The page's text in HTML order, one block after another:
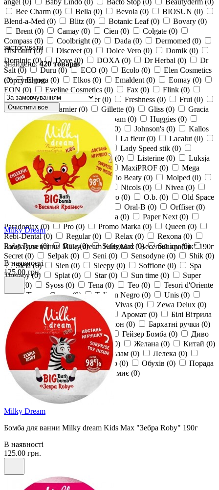
angel (0) Baby Lindo (0) Bacto Stop (0) Beautyderm (0)
Bee Сharm (0) Bella (0) Bevola (0) BIOSUN (0)
Blend-a-Med (0) Blitz (0) Botanic Leaf(0) Bovary (0)
Brent (0) Camay (0) Cien (0) Colgate (0)
Compass (0) Coolbright (0) Dada (0) Dermomed (0)
Discount(0) Discreet (0) Dolce Vero (0) Domik (0)
Dominic (0) Dove (0) DOXA (0) Dr Herbal (0)
Dr
Salt (0) Duru (0) ECO (0) Ecolo (0)
Elen Cosmetics
(0) Elgoga (0) Elkos (0) Emaldent (0) Eomay (0)
EON (0) Eveline Cosmetics (0) Fax (0) Flink (0)
Fresh Juice(0) FreshMaker(0) Freshness (0) Frui (0)
Galterra(0 ) Garnier(0) Gillette (0) Gliss (0)
Gracia
Grand Sharm(0) HighFoam (0) Huggies (0)
Incoped
Johnson&Johnson 0) Johnson's (0)
Kallos
) Kleenex(0) Kotex 0) La fleur(0) Lacalut (0)
Lactacyd
0) Lady Cotton(0) Lady Speed stik (0)
Libresse
(0) Lidiе(0) Linda (0) Listerine (0)
Luksja
(
Luxy(0) MaxDent(0) MaxiPROF (0)
Mega
Mint(0) Milky Dream (0) Mio Beaty (0) Molped (0)
Nature Code(0) Naturella(0) Nicols (0) Nivea (0)
Novax
Noxes Numero (0) O.b. (0)
Old Space
On Line(0) Ooops! Oral-B (0) Orffiser(0)
Palmolive(0) Pani Walewska (0) Paper Next (0)
Paradontax (0) Pro (0) Promo Marka (0) Queen (0)
Rebi-Dental(0) Regular(0) Relax (0) Rexona (0)
Ruby Rose(0) Ruta(0) Safeguard(0) Sanino(0)
Secret (0) Selpak (0) Seni (0) Sensodyne (0) Shik (0)
Siela(0) Sien (0) Sleepy (0) Soffione (0)
Spa
Therapy(0) Splat (0) Star(0) Sun time (0)
Super
(0) Syoss (0) Tena (0) Teo (0)
Tesori d'Oriente
(0) Ti amo Crema(0) Tulipan Negro (0) Unis (0)
Victoriz(0) Vital Charm( Vivas (0) Zewa Delux (0)
ZIAJA
0) Альбатрос(0 Аромат (0)
Білі Вітрила
) Біокон(0) Банний Еталон (0) Бархатні ручки (0)
Бджілка(0) Велетень(0) Гейзер Бомба (0)
Диво
(0 Доктор Браш(0 Ефф ( 0) Желана (0) Китай (0)
Кохавинка(0) Лісний Бальзам (0) Лелека (0)
Нєвская Косметика(0 Нектар (0) Обухів (0)
Порада
0) Сніжна Панда(0) Тато миє (0)
застосувати
Знайдено:420 товарів
Сортування:
Очистити все
Milky Dream
Бомба для ванни Milky dream Kids Max "Веселий крабик" 190г
В наявності
125.00 грн.
Milky Dream
Бомба для ванни Milky dream Kids Max "Зебра Roby" 190г
В наявності
125.00 грн.